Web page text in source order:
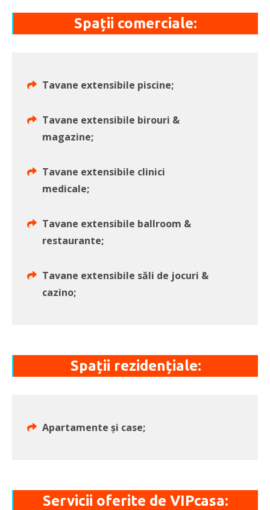
Spații comerciale:
Tavane extensibile piscine;
Tavane extensibile birouri &
magazine;
Tavane extensibile clinici
medicale;
Tavane extensibile ballroom &
restaurante;
Tavane extensibile săli de jocuri &
cazino;
Spații rezidențiale:
Apartamente și case;
Servicii oferite de VIPcasa: